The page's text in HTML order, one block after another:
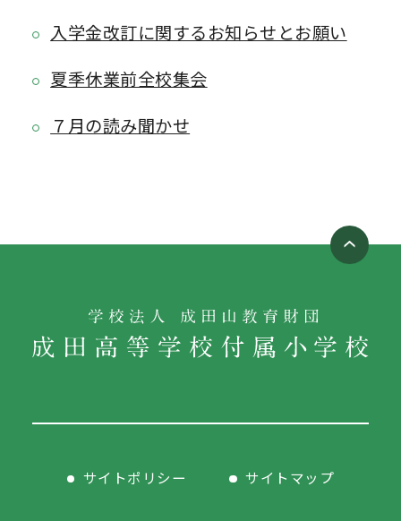
入学金改訂に関するお知らせとお願い
夏季休業前全校集会
７月の読み聞かせ
サイトポリシー サイトマップ